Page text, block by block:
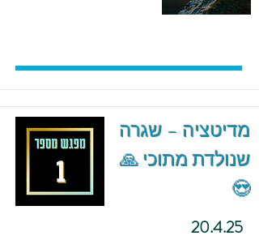
מדיטציה – שגרה
שנולדת מתוכי 🙏
😍
20.4.25